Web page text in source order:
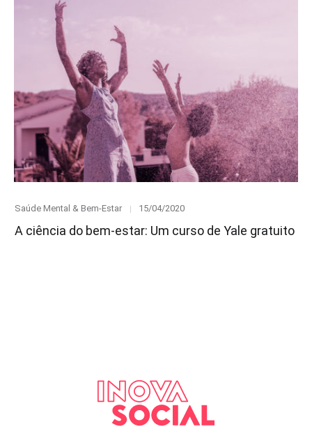
Category
Saúde Mental & Bem-Estar
Posted
15/04/2020
A ciência do bem-estar: Um curso de Yale gratuito